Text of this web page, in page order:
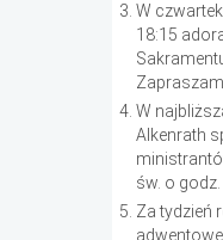
W
18:15
W
Alkenrath
św. o godz.
Za tydzień